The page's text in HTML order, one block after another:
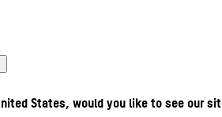
States, would you like to see our